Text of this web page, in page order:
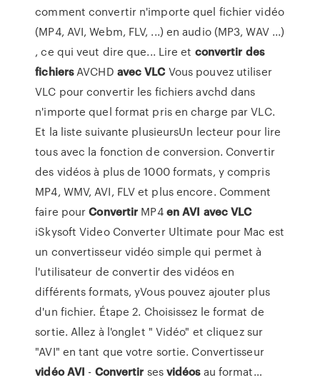
comment convertir n'importe quel fichier vidéo
(MP4, AVI, Webm, FLV, ...) en audio (MP3, WAV ...)
, ce qui veut dire que... Lire et convertir des
fichiersAVCHD avec VLCVous pouvez utiliser
VLC pour convertir les fichiers avchd dans
n'importe quel format pris en charge par VLC.
Et la liste suivante plusieursUn lecteur pour lire
tous avec la fonction de conversion. Convertir
des vidéos à plus de 1000 formats, y compris
MP4, WMV, AVI, FLV et plus encore. Comment
faire pourConvertir MP4enAVI avecVLC
iSkysoft Video Converter Ultimate pour Mac est
un convertisseur vidéo simple qui permet à
l'utilisateur de convertir des vidéos en
différents formats, yVous pouvez ajouter plus
d'un fichier. Étape 2. Choisissez le format de
sortie. Allez à l'onglet " Vidéo" et cliquez sur
"AVI" en tant que votre sortie. Convertisseur
vidéo AVI - Convertir sesvidéosau format…